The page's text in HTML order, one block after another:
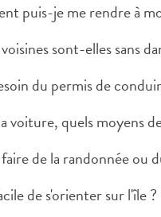
puis-je me rendre à
sont-elles sans
du permis de
voiture, quels moyens
de la randonnée ou
de s'orienter sur l'île ?